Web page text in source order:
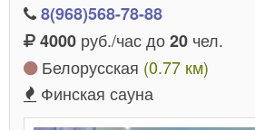
8(968)568-78-88
4000 руб./час до20 чел.
Белорусская (0.77 км)
Финская сауна